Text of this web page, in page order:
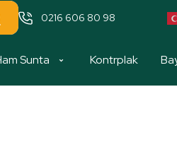
0216 606 80 98
Sunta Kontrplak